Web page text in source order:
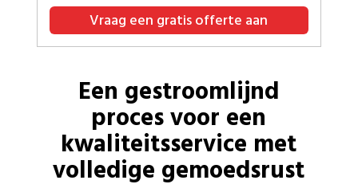
Vraag een gratis offerte aan
Een gestroomlijnd
proces voor een
kwaliteitsservice met
volledige gemoedsrust